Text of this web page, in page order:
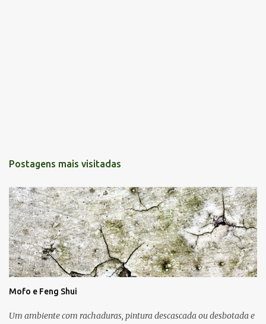
Postagens mais visitadas
Mofo e Feng Shui
Um ambiente com rachaduras, pintura descascada ou desbotada e